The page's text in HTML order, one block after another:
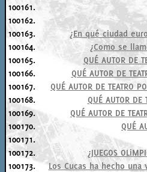
100161.
100162.
100163.
¿En qué ciudad
100164.
¿Como se
100165.
QUÉ AUTOR DE
100166.
QUÉ AUTOR DE
100167.
QUÉ AUTOR DE TEATRO
100168.
QUÉ AUTOR
100169.
QUÉ AUTOR DE
100170.
QUÉ
100171.
100172.
¿JUEGOS
100173.
Los Cucas ha hecho